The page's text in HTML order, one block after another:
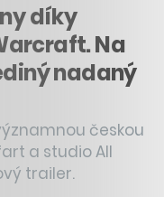
díky
Na
nadaný
českou
a studio All
trailer.